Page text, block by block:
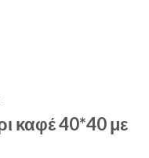
καφέ 40*40 με